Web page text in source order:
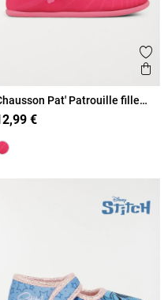
aux favoris
rapide
Pat' Patrouille fille
30)€